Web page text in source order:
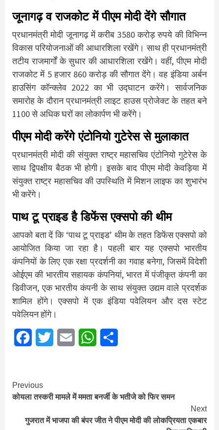
जूनागढ़ व राजकोट में पीएम मोदी देंगे सौगात
प्रधानमंत्री मोदी जूनागढ़ में करीब 3580 करोड़ रुपये की विभिन्न
विकास परियोजनाओं की आधारशिला रखेंगे। साथ ही प्रधानमंत्री
तटीय राजमार्गों के सुधार की आधारशिला रखेंगे। वहीं, पीएम मोदी
राजकोट में 5 हजार 860 करोड़ की सौगात देंगे। वह इंडिया अर्बन
हाउसिंग कॉन्क्लेव 2022 का भी उद्घाटन करेंगे। सार्वजनिक
समारोह के दौरान प्रधानमंत्री लाइट हाउस प्रोजेक्ट के तहत बने
1100 से अधिक घरों का लोकार्पण भी करेंगे।
पीएम मोदी करेंगे एंटोनियो गुटेरेस से मुलाकात
प्रधानमंत्री मोदी की संयुक्त राष्ट्र महासचिव एंटोनियो गुटेरेस के
साथ द्विपक्षीय बैठक भी होगी। इसके बाद पीएम मोदी केवड़िया में
संयुक्त राष्ट्र महासचिव की उपस्थिति में मिशन लाइफ का शुभारंभ
भी करेंगे।
पाथ टू प्राइड है डिफेंस एक्सपो की थीम
आपको बता दें कि ‘पाथ टू प्राइड’ थीम के तहत डिफेंस एक्सपो को
आयोजित किया जा रहा है। पहली बार यह एक्सपो भारतीय
कंपनियों के लिए एक रक्षा प्रदर्शनी का गवाह बनेगा, जिसमें विदेशी
ओईएम की भारतीय सहायक कंपनियां, भारत में पंजीकृत कंपनी का
डिवीजन, एक भारतीय कंपनी के साथ संयुक्त उद्यम वाले प्रदर्शक
शामिल होंगे। एक्सपो में एक इंडिया पवेलियन और दस स्टेट
पवेलियन होंगे।
FacebookTwitter Email WhatsApp
Continue
Reading
Previous
कोयला तस्करी मामले में ममता बनर्जी के भतीजे को फिर समन
Next
गुजरात में भाजपा की बंपर जीत ने पीएम मोदी की लोकप्रियता एकबार